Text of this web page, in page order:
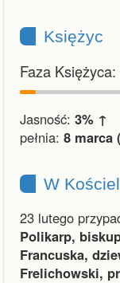
Księżyc
Faza Księżyca:
Jasność: 3% ↑
pełnia: 8 marca
W
23 lutego
Polikarp,
Francuska,
Frelichowski,